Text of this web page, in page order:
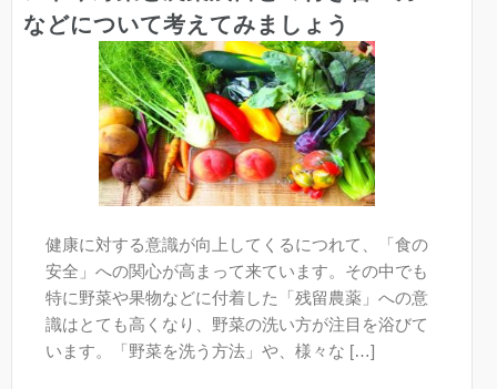
などについて考えてみましょう
健康に対する意識が向上してくるにつれて、「食の
安全」への関心が高まって来ています。その中でも
特に野菜や果物などに付着した「残留農薬」への意
識はとても高くなり、野菜の洗い方が注目を浴びて
います。「野菜を洗う方法」や、様々な […]